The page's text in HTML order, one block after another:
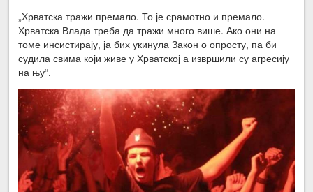
„Хрватска тражи премало. То је срамотно и премало.
Хрватска Влада треба да тражи много више. Ако они на
томе инсистирају, ја бих укинула Закон о опросту, па би
судила свима који живе у Хрватској а извршили су агресију
на њу“.